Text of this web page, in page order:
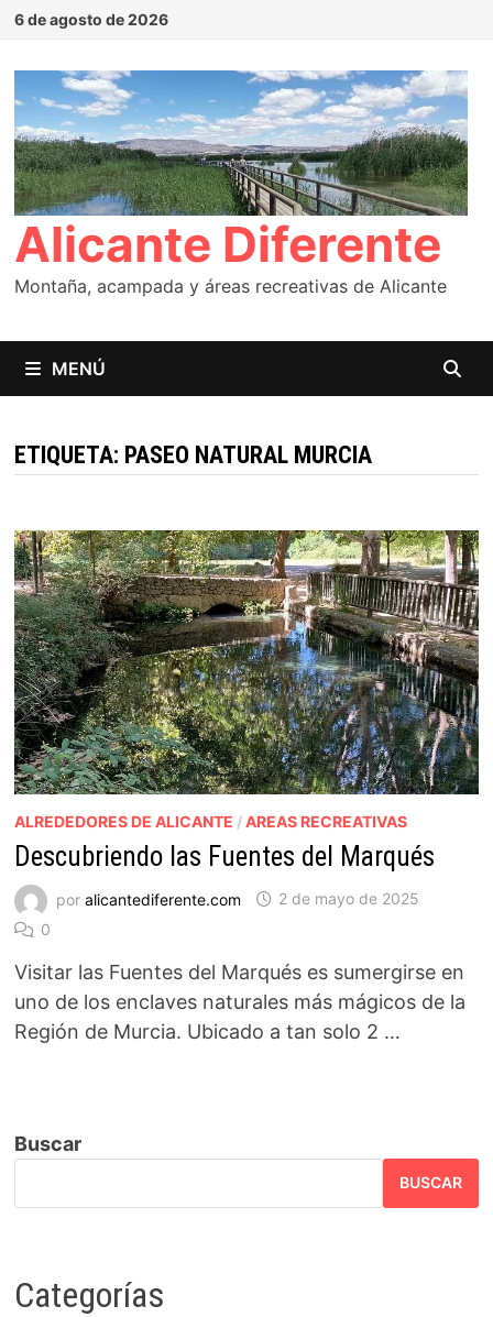
Saltar
contenido
6 de agosto de 2026
Alicante Diferente
Montaña, acampada y áreas recreativas de Alicante
MENÚ
ETIQUETA: PASEO NATURAL MURCIA
ALREDEDORES DE ALICANTE /AREAS RECREATIVAS
Descubriendo las Fuentes del Marqués
por alicantediferente.com
2 de mayo de 2025
0
Visitar las Fuentes del Marqués es sumergirse en
uno de los enclaves naturales más mágicos de la
Región de Murcia. Ubicado a tan solo 2 …
Buscar
BUSCAR
Categorías